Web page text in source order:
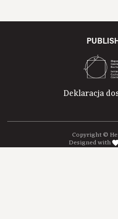
Deklaracja
Copyright ©
Designed with